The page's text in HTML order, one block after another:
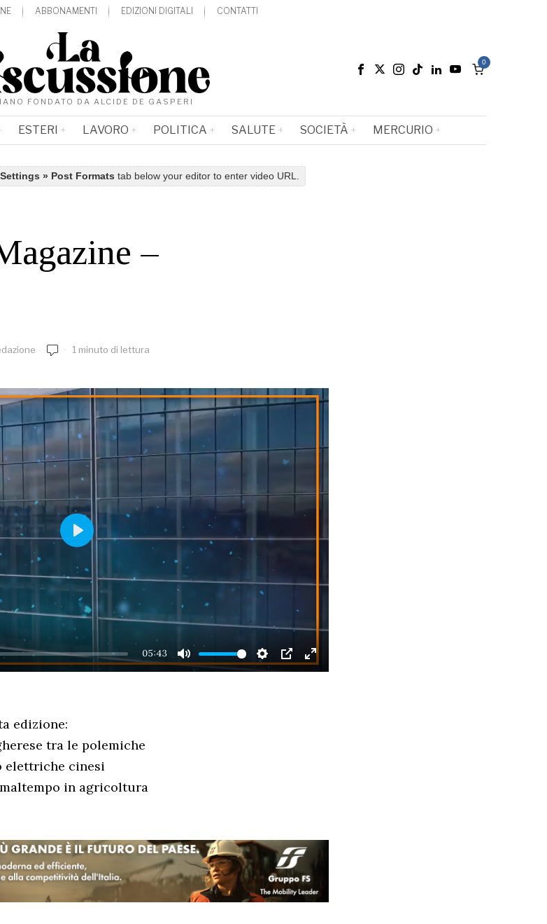
ABBONAMENTI EDIZIONI DIGITALI CONTATTI
FONDATO DA ALCIDE DE GASPERI
0
ESTERI LAVORO POLITICA SALUTE SOCIETÀ MERCURIO
» Post Formats tab below your editor to enter video URL.
–
1 minuto di lettura
05:43
MUTE SETTINGS
PIPENTER
PLAY
edizione:
tra le polemiche
elettriche cinesi
in agricoltura